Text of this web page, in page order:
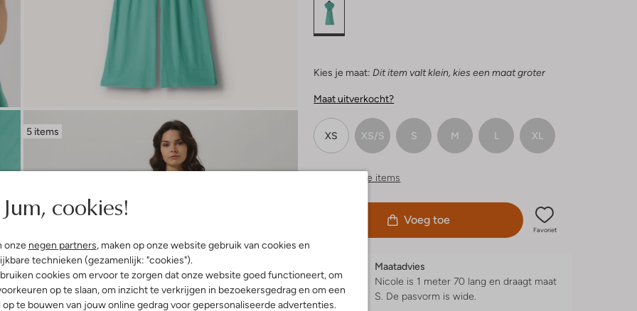
Jum, cookies!
onze negen partners, maken op onze website gebruik van cookies en
technieken (gezamenlijk: "cookies").
cookies om ervoor te zorgen dat onze website goed functioneert, om
op te slaan, om inzicht te verkrijgen in bezoekersgedrag en om een
op te bouwen van jouw online gedrag voor gepersonaliseerde advertenties.
5 items
Kies je maat: Dit item valt klein, kies een maat groter
Maat uitverkocht?
XS XS/S S M L XL
Vergelijkbare items
Voeg toe
Favoriet
Maatadvies
Nicole is 1 meter 70 lang en draagt maat
S. De pasvorm iswide.